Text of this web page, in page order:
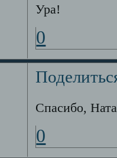
Ура!
0
Спасибо,
0